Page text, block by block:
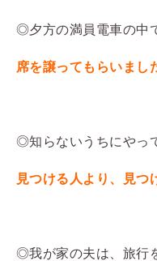
◎夕方の満員電車の中
席を譲ってもらいまし
◎知らないうちにやっ
見つける人より、見つ
◎我が家の夫は、旅行